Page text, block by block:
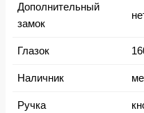
Дополнительный
замок
Глазок
Наличник
Ручка